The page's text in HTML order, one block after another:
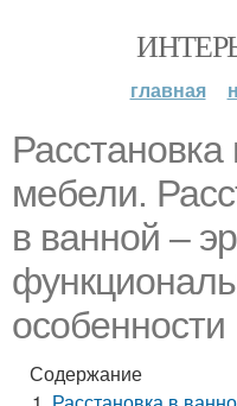
главная
Расстановка
мебели.
в ванной –
особенности
Содержание